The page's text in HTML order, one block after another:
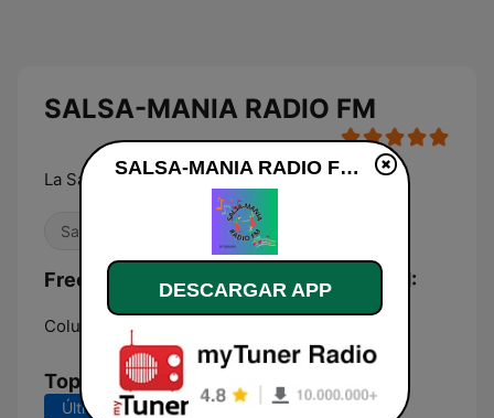
SALSA-MANIA RADIO FM
La Salsa de Hoy
Salsa
Frecuencias SALSA-MANIA RADIO FM:
Columbia: Online
Top Canciones
Últimos 7 días Últimos 30 días
SALSA-MANIA RADIO FM en vivo
DESCARGAR APP